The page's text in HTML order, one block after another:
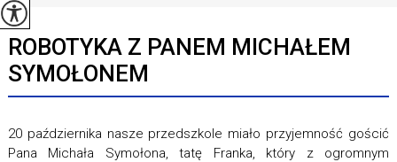
ROBOTYKA Z PANEM MICHAŁEM
SYMOŁONEM
20 października nasze przedszkole miało przyjemność gościć
Pana Michała Symołona, tatę Franka, który z ogromnym